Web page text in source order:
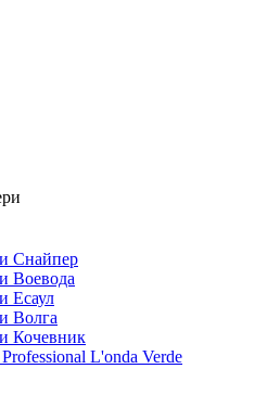
Снайпер
Воевода
Есаул
Волга
Кочевник
L'onda Verde